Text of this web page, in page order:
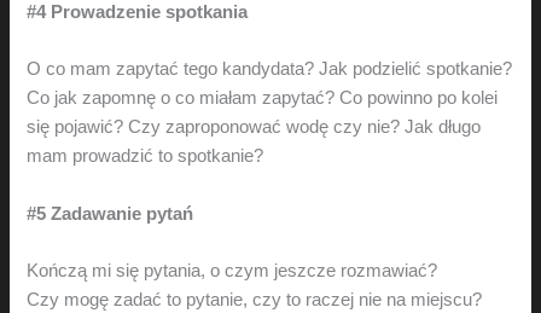
#4 Prowadzenie spotkania
O co mam zapytać tego kandydata? Jak podzielić spotkanie?
Co jak zapomnę o co miałam zapytać? Co powinno po kolei
się pojawić? Czy zaproponować wodę czy nie? Jak długo
mam prowadzić to spotkanie?
#5 Zadawanie pytań
Kończą mi się pytania, o czym jeszcze rozmawiać?
Czy mogę zadać to pytanie, czy to raczej nie na miejscu?